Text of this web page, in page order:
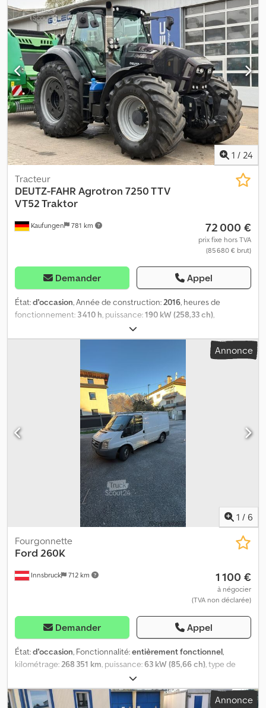
1 / 24
Kaufungen 781 km
Tracteur
DEUTZ-FAHR Agrotron 7250 TTV
VT52 Traktor
72 000 €
prix fixe hors TVA
(85 680 € brut)
Demander Appel
État:d'occasion, Année de construction: 2016, heures de
fonctionnement: 3 410 h , puissance:190 kW (258,33 ch)
08/2028
transmission intégrale, Numéro interne du véhicule : FG50320
Disponible immédiatement sur notre site à Kaufungen Plus
bulgare, russe) * Viktoria Sologubova (polonais, russe, ukrainien,
anglais) Véhicule jamais immatriculé Exemple de financement :
* Numéro interne : Tracteur * Prix d’achat : 72 000,00 € *
Acompte : 10 % * Durée : 60 mois * Mensualité : 1 100,02 €
Valeur résiduelle : 14 380,00 € Si cette offre vous intéresse ou si
vous souhaitez l’adapter à vos besoins, veuillez nous contacter (M.
Enchev). Nous serons ravis de vous entendre. Sous réserve
d’erreurs et d’omissions. Nous acceptons avec plaisir votre
ancien véhicule en échange. Financement possible directement
chez nous. GOLEC NUTZFAHRZEUGE GMBH Crodpfxeytllds
Adkof Nous parlons : allemand, anglais, espagnol, polonais,
ukrainien, russe, bulgare. ----
Annonce
1 / 6
Innsbruck 712 km
Fourgonnette
Ford 260K
1 100 €
à négocier
(TVA non déclarée)
Demander Appel
État:d'occasion, Fonctionnalité:entièrement fonctionnel,
kilométrage:268 351 km, puissance:63 kW (85,66 ch), type de
1 607 kg
843 kg, poids total:2 600 kg, Année de construction:2008, PRÊT
À ROULER, contrôle technique (Pickerl) expiré Crodpfx Adjxznv
Annonce